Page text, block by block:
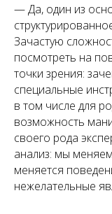
— Да, один из
Зачастую
посмотреть на
точки зрения:
специальные
в том числе для
возможность
своего рода
анализ: мы
меняется
нежелательные